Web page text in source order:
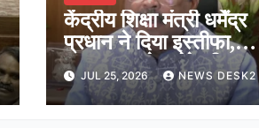
केंद्रीय शिक्षा मंत्री धर्मेंद्र
प्रधान ने दिया इस्तीफा,
कहा-राष्ट्रसेवा मेरे जीवन की
सर्वोच्च प्राथमिकता
JUL 25, 2026 NEWS DESK2